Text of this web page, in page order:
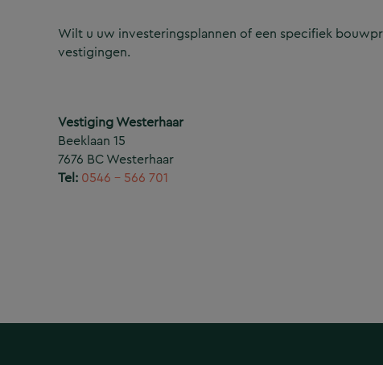
Wilt u uw investeringsplannen of een specifiek
vestigingen.
Vestiging Westerhaar
Beeklaan 15
7676 BC Westerhaar
Tel: 0546 – 566 701